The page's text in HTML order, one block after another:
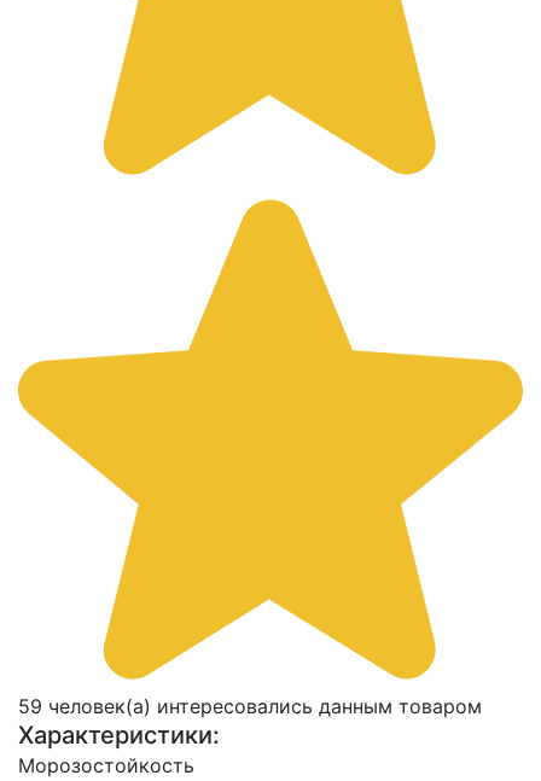
59 человек(а) интересовались данным товаром
Характеристики:
Морозостойкость